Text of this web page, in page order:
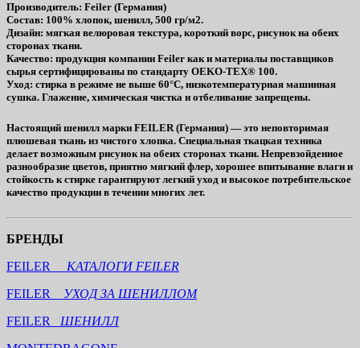
Производитель: Feiler (Германия)
Состав: 100% хлопок, шенилл, 500 гр/м2.
Дизайн: мягкая велюровая текстура, короткий ворс, рисунок на обеих
сторонах ткани.
Качество: продукция компании Feiler как и материалы поставщиков
сырья сертифицированы по стандарту OEKO-TEX® 100.
Уход: стирка в режиме не выше 60°C, низкотемпературная машинная
сушка. Глажение, химическая чистка и отбеливание запрещены.
Настоящий шенилл марки FEILER (Германия) — это неповторимая
плюшевая ткань из чистого хлопка. Специальная ткацкая техника
делает возможным рисунок на обеих сторонах ткани. Непревзойденное
разнообразие цветов, приятно мягкий флер, хорошее впитывание влаги и
стойкость к стирке гарантируют легкий уход и высокое потребительское
качество продукции в течении многих лет.
БРЕНДЫ
FEILER КАТАЛОГИ FEILER
FEILER
УХОД ЗА ШЕНИЛЛОМ
FEILER ШЕНИЛЛ